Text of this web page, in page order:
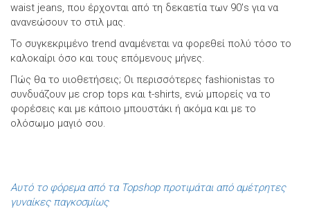
waist jeans, που έρχονται από τη δεκαετία των 90's για να
ανανεώσουν το στιλ μας.
Το συγκεκριμένο trend αναμένεται να φορεθεί πολύ τόσο το
καλοκαίρι όσο και τους επόμενους μήνες.
Πώς θα το υιοθετήσεις; Οι περισσότερες fashionistas το
συνδυάζουν με crop tops και t-shirts, ενώ μπορείς να το
φορέσεις και με κάποιο μπουστάκι ή ακόμα και με το
ολόσωμο μαγιό σου.
Αυτό το φόρεμα από τα Topshop προτιμάται από αμέτρητες
γυναίκες παγκοσμίως